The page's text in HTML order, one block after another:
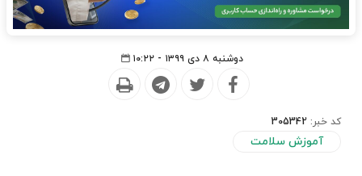
دوشنبه ۸ دی ۱۳۹۹ - ۱۰:۲۲
کد خبر: 305342
آموزش سلامت